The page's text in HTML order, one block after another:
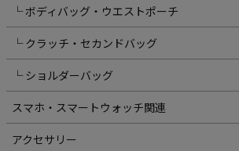
└ ボディバッグ・ウエストポーチ
└ クラッチ・セカンドバッグ
└ ショルダーバッグ
スマホ・スマートウォッチ関連
アクセサリー